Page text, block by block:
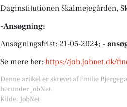
Daginstitutionen Skalmejegården,
-Ansøgning:
Ansøgningsfrist: 21-05-2024; -
Se mere her: https://job.jobnet.dk/
Denne artikel er skrevet af Emilie
herunder JobNet.
Kilde: JobNet